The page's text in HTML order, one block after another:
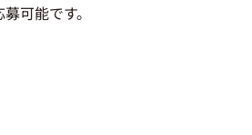
可能です。